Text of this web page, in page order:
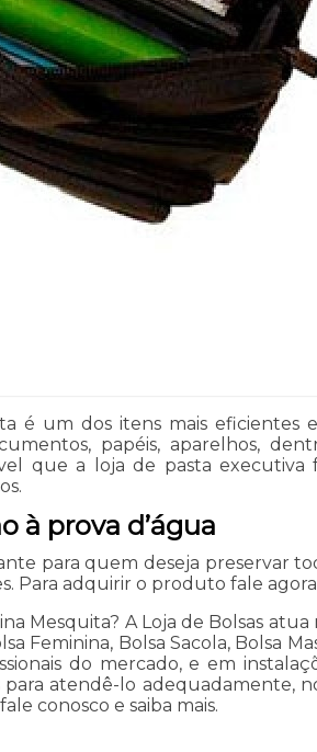
é um dos itens mais
papéis, aparelhos,
que a loja de pasta
à prova d’água
para quem deseja preservar
Para adquirir o produto fale
Mesquita? A Loja de Bolsas
Feminina, Bolsa Sacola, Bolsa
do mercado, e em
para atendê-lo
conosco e saiba mais.